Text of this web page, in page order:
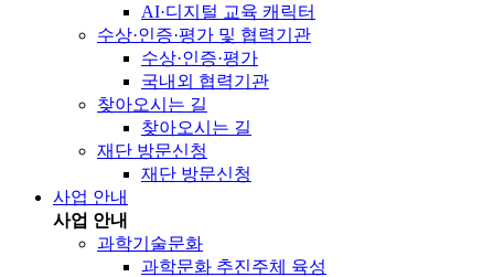
AI·디지털 교육 캐릭터
수상·인증·평가 및 협력기관
수상·인증·평가
국내외 협력기관
찾아오시는 길
찾아오시는 길
재단 방문신청
재단 방문신청
사업 안내
사업 안내
과학기술문화
과학문화 추진주체 육성